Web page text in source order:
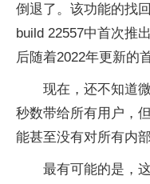
倒退了。该功能的找
build 22557中首次推
后随着2022年更新的
现在，还不知道
秒数带给所有用户，
能甚至没有对所有内
最有可能的是，